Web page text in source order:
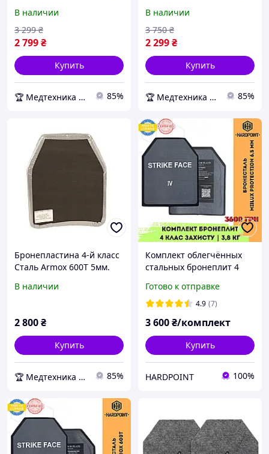
В наличии
2 799₴
3 299 ₴
Купить
🏆 Медтехника — 20 лет надежности 85%
В наличии
2 299₴
3 750 ₴
Купить
🏆 Медтехника — 20 лет надежности 85%
Бронепластина 4-й класс
Сталь Armox 600T 5мм.
войлок+Демпфер (с
В наличии
2 800₴
Купить
🏆 Медтехника — 20 лет надежности 85%
Комплект облегчённых
стальных бронеплит 4
500. Легкие
металлические
бронежилет
Готово к отправке
4.9 (7)
3 600₴/комплект
Купить
HARDPOINT 100%